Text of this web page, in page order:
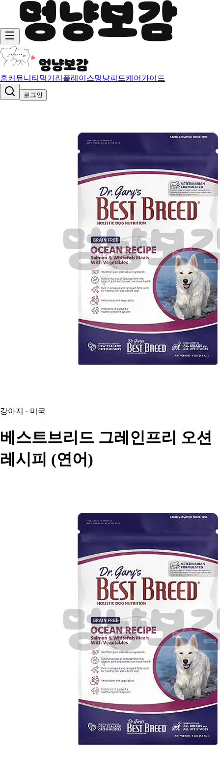
홈커뮤니티 먹거리 플레이스멍냥피드케어가이드
로그인
강아지 · 미국
베스트브리드 그레인프리 오션
레시피 (연어)